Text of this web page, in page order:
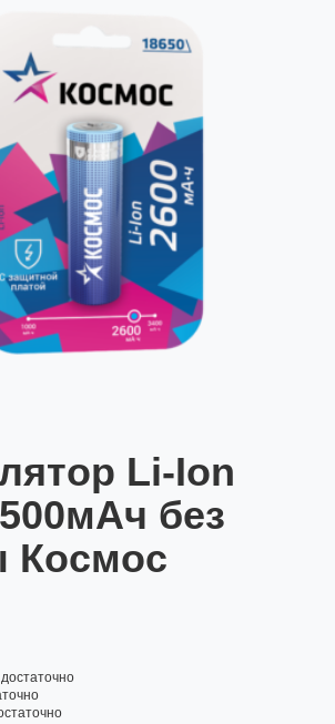
Li-Ion
без
Космос
достаточно